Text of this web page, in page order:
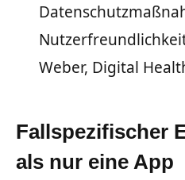
Weber, Digital
Fallspezifischer
als nur eine App